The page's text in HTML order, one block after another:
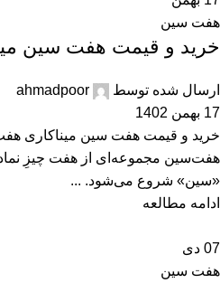
هفت سین
خرید و قیمت هفت سین
ارسال شده توسط
ahmadpoor
17 بهمن 1402
خرید و قیمت هفت سین میناکاری
هفت‌سین مجموعه‌ای از هفت چیزِ
«سین» شروع می‌شود. ...
ادامه مطالعه
07 دی
هفت سین